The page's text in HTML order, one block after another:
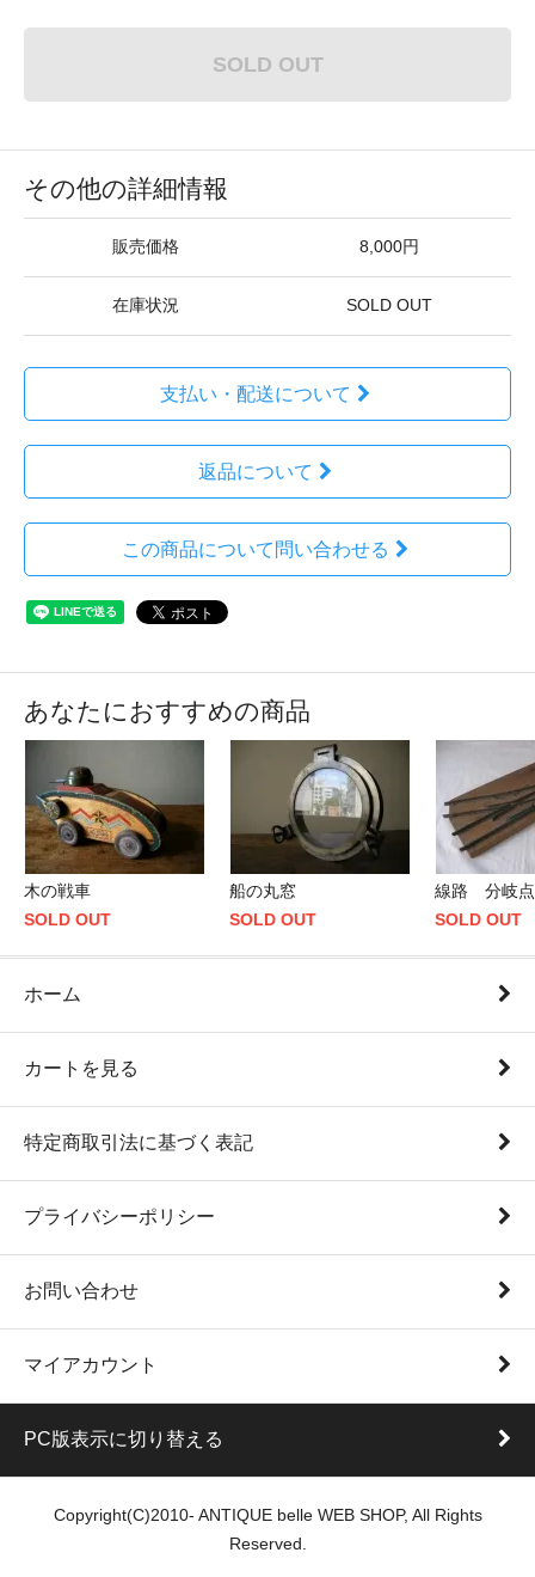
SOLD OUT
その他の詳細情報
販売価格 8,000円
在庫状況 SOLD OUT
支払い・配送について
返品について
この商品について問い合わせる
あなたにおすすめの商品
木の戦車
SOLD OUT
船の丸窓
SOLD OUT
線路 分岐点
SOLD OUT
ホーム
カートを見る
特定商取引法に基づく表記
プライバシーポリシー
お問い合わせ
マイアカウント
PC版表示に切り替える
Copyright(C)2010- ANTIQUE belle WEB SHOP, All Rights
Reserved.